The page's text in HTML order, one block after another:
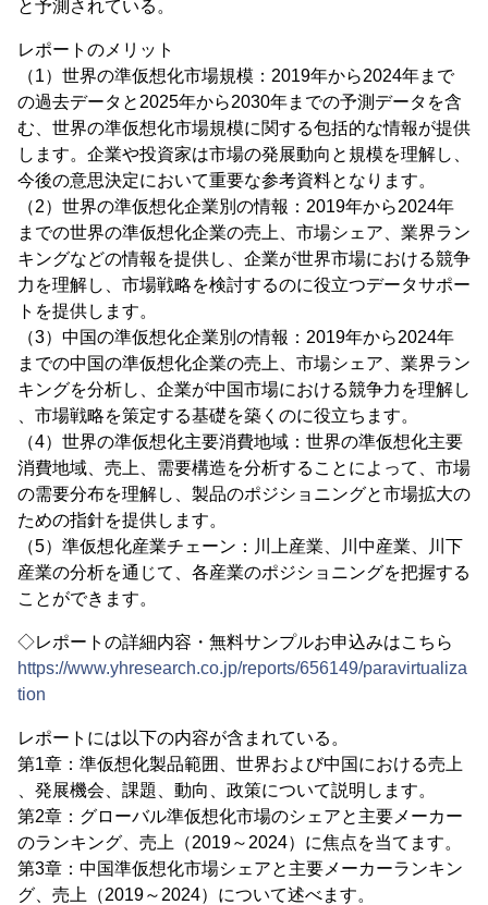
と予測されている。
レポートのメリット
（1）世界の準仮想化市場規模：2019年から2024年まで
の過去データと2025年から2030年までの予測データを含
む、世界の準仮想化市場規模に関する包括的な情報が提供
します。企業や投資家は市場の発展動向と規模を理解し、
今後の意思決定において重要な参考資料となります。
（2）世界の準仮想化企業別の情報：2019年から2024年
までの世界の準仮想化企業の売上、市場シェア、業界ラン
キングなどの情報を提供し、企業が世界市場における競争
力を理解し、市場戦略を検討するのに役立つデータサポー
トを提供します。
（3）中国の準仮想化企業別の情報：2019年から2024年
までの中国の準仮想化企業の売上、市場シェア、業界ラン
キングを分析し、企業が中国市場における競争力を理解し
、市場戦略を策定する基礎を築くのに役立ちます。
（4）世界の準仮想化主要消費地域：世界の準仮想化主要
消費地域、売上、需要構造を分析することによって、市場
の需要分布を理解し、製品のポジショニングと市場拡大の
ための指針を提供します。
（5）準仮想化産業チェーン：川上産業、川中産業、川下
産業の分析を通じて、各産業のポジショニングを把握する
ことができます。
◇レポートの詳細内容・無料サンプルお申込みはこちら
https://www.yhresearch.co.jp/reports/656149/paravirtualiza
tion
レポートには以下の内容が含まれている。
第1章：準仮想化製品範囲、世界および中国における売上
、発展機会、課題、動向、政策について説明します。
第2章：グローバル準仮想化市場のシェアと主要メーカー
のランキング、売上（2019～2024）に焦点を当てます。
第3章：中国準仮想化市場シェアと主要メーカーランキン
グ、売上（2019～2024）について述べます。